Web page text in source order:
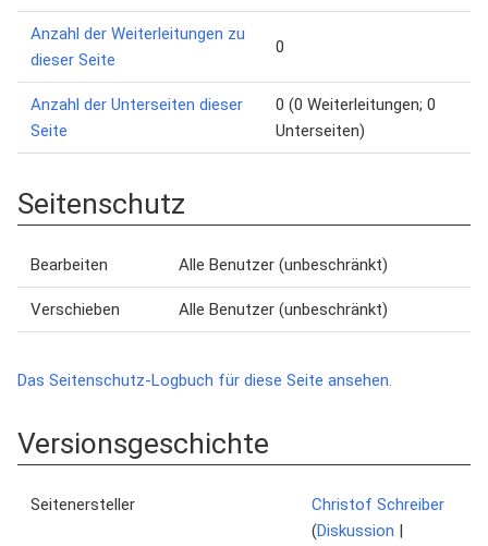
Anzahl der Weiterleitungen zu
dieser Seite
0
Anzahl der Unterseiten dieser
Seite
0 (0 Weiterleitungen; 0
Unterseiten)
Seitenschutz
Bearbeiten Alle Benutzer (unbeschränkt)
Verschieben Alle Benutzer (unbeschränkt)
Das Seitenschutz-Logbuch für diese Seite ansehen.
Versionsgeschichte
Seitenersteller
Christof Schreiber
(Diskussion |